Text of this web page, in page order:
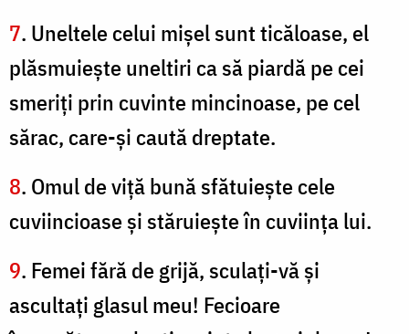
7. Uneltele celui mişel sunt ticăloase, el
plăsmuieşte uneltiri ca să piardă pe cei
smeriţi prin cuvinte mincinoase, pe cel
sărac, care-şi caută dreptate.
8. Omul de viţă bună sfătuieşte cele
cuviincioase şi stăruieşte în cuviinţa lui.
9. Femei fără de grijă, sculaţi-vă şi
ascultaţi glasul meu! Fecioare